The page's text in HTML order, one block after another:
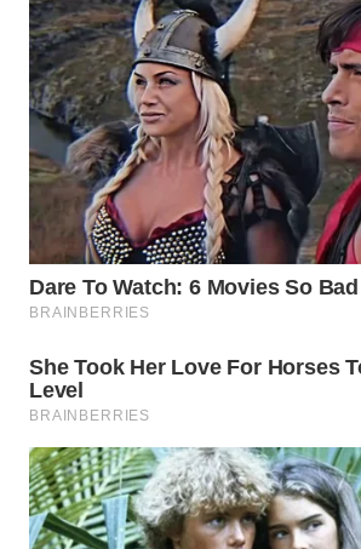
WN
PRIANGAN
TIMUR
WN
SEMARANG
SOLO
WN
WN
MADURA
WN
SURABAYA